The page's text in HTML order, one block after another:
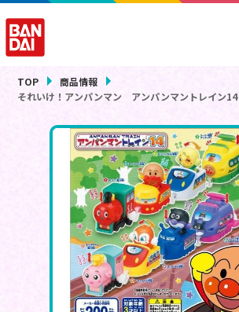
TOP
商品情報
それいけ！アンパンマン アンパンマントレイン14